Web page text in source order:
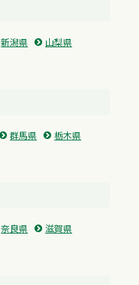
新潟県
山梨県
群馬県
栃木県
奈良県
滋賀県